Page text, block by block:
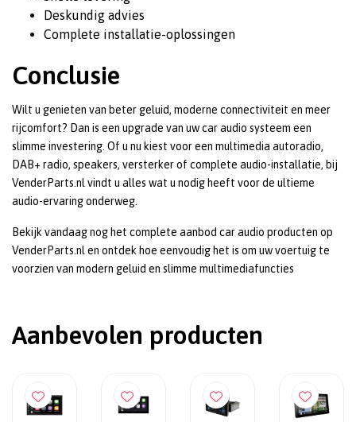
Deskundig advies
Complete installatie-oplossingen
Conclusie
Wilt u genieten van beter geluid, moderne connectiviteit en meer
rijcomfort? Dan is een upgrade van uw car audio systeem een
slimme investering. Of u nu kiest voor een multimedia autoradio,
DAB+ radio, speakers, versterker of complete audio-installatie, bij
VenderParts.nl vindt u alles wat u nodig heeft voor de ultieme
audio-ervaring onderweg.
Bekijk vandaag nog het complete aanbod car audio producten op
VenderParts.nl en ontdek hoe eenvoudig het is om uw voertuig te
voorzien van modern geluid en slimme multimediafuncties
Aanbevolen producten